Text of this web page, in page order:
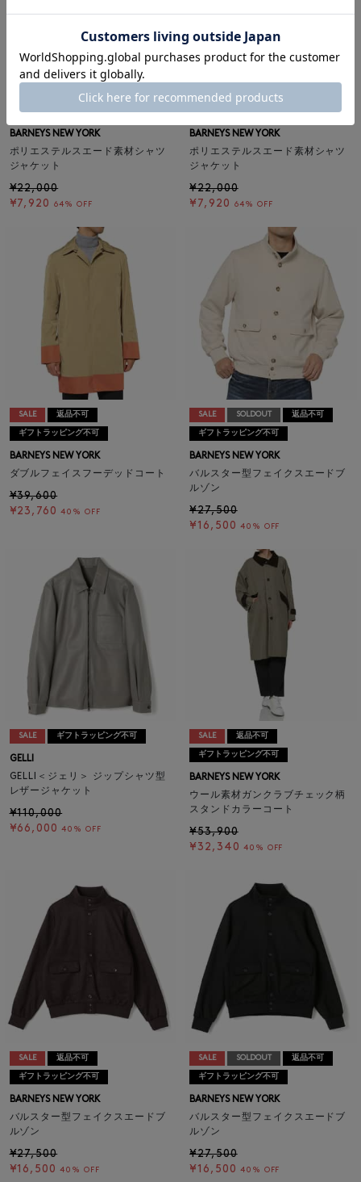
返品不可
ギフトラッピング不可
BARNEYS NEW YORK
ポリエステルスエード素材シャツ
ジャケット
¥22,000
¥7,920
64% OFF
返品不可
ギフトラッピング不可
BARNEYS NEW YORK
ポリエステルスエード素材シャツ
ジャケット
¥22,000
¥7,920
64% OFF
SALE 返品不可
ギフトラッピング不可
BARNEYS NEW YORK
ダブルフェイスフーデッドコート
¥39,600
¥23,760 40% OFF
SALE SOLDOUT 返品不可
ギフトラッピング不可
BARNEYS NEW YORK
バルスター型フェイクスエードブ
ルゾン
¥27,500
¥16,500 40% OFF
SALE ギフトラッピング不可
GELLI
GELLI＜ジェリ＞ ジップシャツ型
レザージャケット
¥110,000
¥66,000 40% OFF
SALE 返品不可
ギフトラッピング不可
BARNEYS NEW YORK
ウール素材ガンクラブチェック柄
スタンドカラーコート
¥53,900
¥32,340 40% OFF
SALE 返品不可
ギフトラッピング不可
BARNEYS NEW YORK
バルスター型フェイクスエードブ
ルゾン
¥27,500
¥16,500 40% OFF
SALE SOLDOUT 返品不可
ギフトラッピング不可
BARNEYS NEW YORK
バルスター型フェイクスエードブ
ルゾン
¥27,500
¥16,500 40% OFF